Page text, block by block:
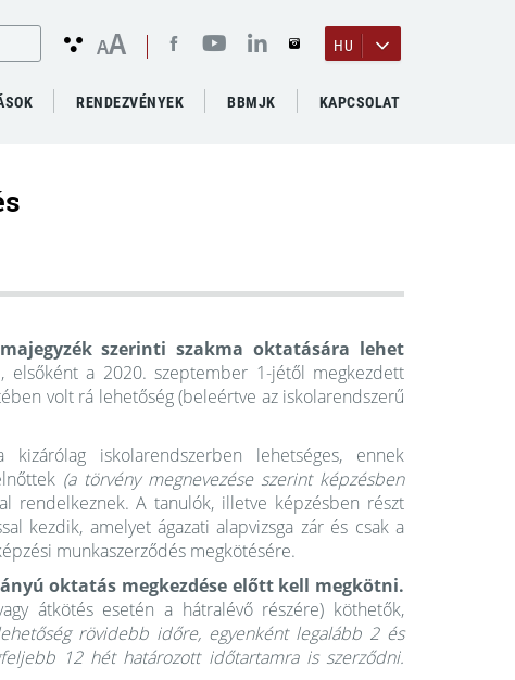
AA HU
RENDEZVÉNYEK BBMJK KAPCSOLAT
szerinti szakma oktatására lehet
elsőként a 2020. szeptember 1-jétől megkezdett
volt rá lehetőség (beleértve az iskolarendszerű
iskolarendszerben lehetséges, ennek
(a törvény megnevezése szerint képzésben
rendelkeznek. A tanulók, illetve képzésben részt
kezdik, amelyet ágazati alapvizsga zár és csak a
munkaszerződés megkötésére.
oktatás megkezdése előtt kell megkötni.
átkötés esetén a hátralévő részére) köthetők,
rövidebb időre, egyenként legalább 2 és
12 hét határozott időtartamra is szerződni.